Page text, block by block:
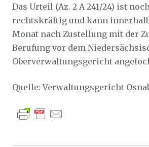
Das Urteil (Az. 2 A 241/24) ist
rechtskräftig und kann
Monat nach Zustellung mit der
Berufung vor dem
Oberverwaltungsgericht
Quelle: Verwaltungsgericht